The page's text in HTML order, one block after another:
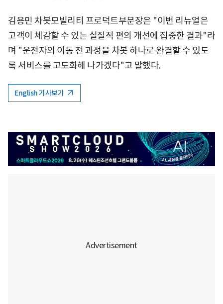
김용민 차봇모빌리티 프로덕트부문장은 "이번 리뉴얼은
고객이 체감할 수 있는 실질적 편의 개선에 집중한 결과"라
며 "운전자의 이동 전 과정을 차봇 하나로 완결할 수 있도
록 서비스를 고도화해 나가겠다"고 말했다.
English 기사보기